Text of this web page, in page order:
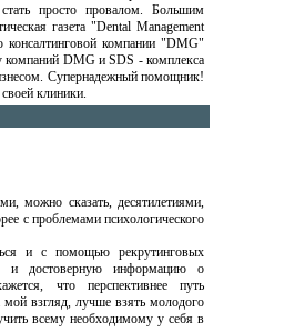
просто провалом. Большим
газета "Dental Management
консалтинговой компании "DMG"
компаний DMG и SDS - комплекса
Супернадежный помощник!
клиники.
можно сказать, десятилетиями,
с проблемами психологического
и с помощью рекрутинговых
и достоверную информацию о
что перспективнее путь
взгляд, лучше взять молодого
всему необходимому у себя в